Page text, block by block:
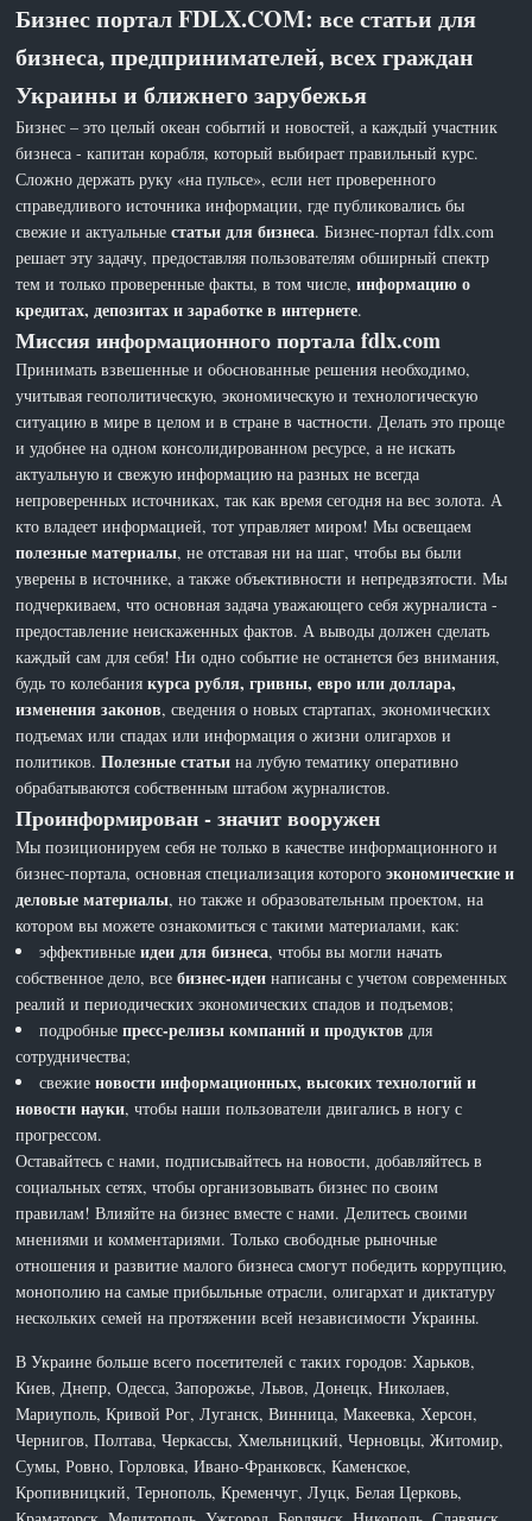
Бизнес портал FDLX.COM: все статьи для
бизнеса, предпринимателей, всех граждан
Украины и ближнего зарубежья
Бизнес – это целый океан событий и новостей, а каждый участник
бизнеса - капитан корабля, который выбирает правильный курс.
Сложно держать руку «на пульсе», если нет проверенного
справедливого источника информации, где публиковались бы
свежие и актуальныестатьи для бизнеса. Бизнес-портал fdlx.com
решает эту задачу, предоставляя пользователям обширный спектр
тем и только проверенные факты, в том числе,информацию о
кредитах, депозитах и заработке в интернете.
Миссия информационного портала fdlx.com
Принимать взвешенные и обоснованные решения необходимо,
учитывая геополитическую, экономическую и технологическую
ситуацию в мире в целом и в стране в частности. Делать это проще
и удобнее на одном консолидированном ресурсе, а не искать
актуальную и свежую информацию на разных не всегда
непроверенных источниках, так как время сегодня на вес золота. А
кто владеет информацией, тот управляет миром! Мы освещаем
полезные материалы, не отставая ни на шаг, чтобы вы были
уверены в источнике, а также объективности и непредвзятости. Мы
подчеркиваем, что основная задача уважающего себя журналиста -
предоставление неискаженных фактов. А выводы должен сделать
каждый сам для себя! Ни одно событие не останется без внимания,
будь то колебаниякурса рубля, гривны, евро или доллара,
изменения законов, сведения о новых стартапах, экономических
подъемах или спадах или информация о жизни олигархов и
политиков.Полезные статьи на лубую тематику оперативно
обрабатываются собственным штабом журналистов.
Проинформирован - значит вооружен
Мы позиционируем себя не только в качестве информационного и
бизнес-портала, основная специализация которогоэкономические и
деловые материалы, но также и образовательным проектом, на
котором вы можете ознакомиться с такими материалами, как:
эффективныеидеи для бизнеса, чтобы вы могли начать
собственное дело, всебизнес-идеи написаны с учетом современных
реалий и периодических экономических спадов и подъемов;
подробныепресс-релизы компаний и продуктов для
сотрудничества;
свежиеновости информационных, высоких технологий и
новости науки, чтобы наши пользователи двигались в ногу с
прогрессом.
Оставайтесь с нами, подписывайтесь на новости, добавляйтесь в
социальных сетях, чтобы организовывать бизнес по своим
правилам! Влияйте на бизнес вместе с нами. Делитесь своими
мнениями и комментариями. Только свободные рыночные
отношения и развитие малого бизнеса смогут победить коррупцию,
монополию на самые прибыльные отрасли, олигархат и диктатуру
нескольких семей на протяжении всей независимости Украины.
В Украине больше всего посетителей с таких городов: Харьков,
Киев, Днепр, Одесса, Запорожье, Львов, Донецк, Николаев,
Мариуполь, Кривой Рог, Луганск, Винница, Макеевка, Херсон,
Чернигов, Полтава, Черкассы, Хмельницкий, Черновцы, Житомир,
Сумы, Ровно, Горловка, Ивано-Франковск, Каменское,
Кропивницкий, Тернополь, Кременчуг, Луцк, Белая Церковь,